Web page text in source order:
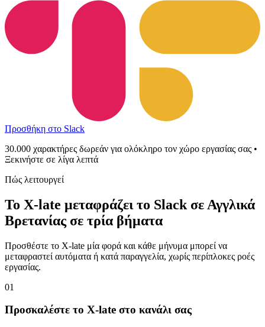
Προσθήκη στο Slack
30.000 χαρακτήρες δωρεάν για ολόκληρο τον χώρο εργασίας σας •
Ξεκινήστε σε λίγα λεπτά
Πώς λειτουργεί
Το X-late μεταφράζει το Slack σε Αγγλικά
Βρετανίας σε τρία βήματα
Προσθέστε το X-late μία φορά και κάθε μήνυμα μπορεί να
μεταφραστεί αυτόματα ή κατά παραγγελία, χωρίς περίπλοκες ροές
εργασίας.
01
Προσκαλέστε το X-late στο κανάλι σας